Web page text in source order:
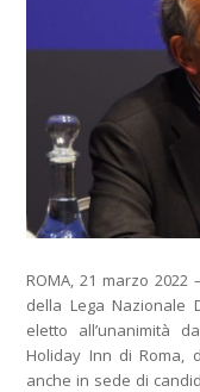
ROMA, 21 marzo 2022 –
della Lega Nazionale
eletto all’unanimità
Holiday Inn di Roma,
anche in sede di